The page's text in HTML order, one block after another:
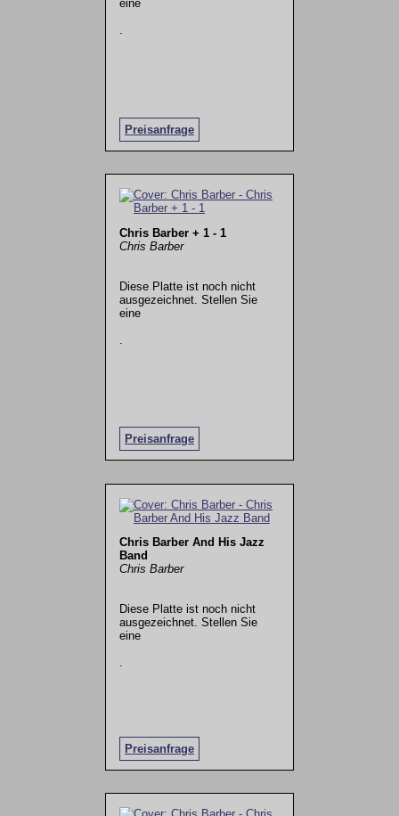
eine
Preisanfrage
.
Chris Barber + 1 - 1
Chris Barber
Diese Platte ist noch nicht
ausgezeichnet. Stellen Sie
eine
Preisanfrage
Chris Barber And His Jazz
Band
Chris Barber
Diese Platte ist noch nicht
ausgezeichnet. Stellen Sie
eine
Preisanfrage
.